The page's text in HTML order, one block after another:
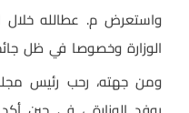
واستعرض م. عطالله خلال
الوزارة وخصوصا في ظل
ومن جهته، رحب رئيس